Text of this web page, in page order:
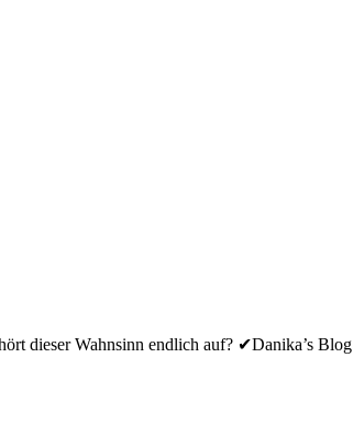
dieser Wahnsinn endlich auf? ✔Danika’s Blog